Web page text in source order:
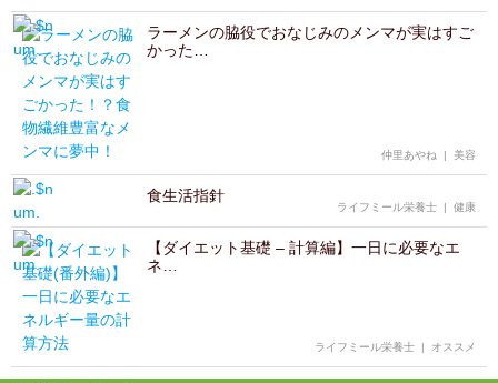
ラーメンの脇役でおなじみのメンマが実はすご
かった…
仲里あやね | 美容
食生活指針
ライフミール栄養士 | 健康
【ダイエット基礎 – 計算編】一日に必要なエ
ネ…
ライフミール栄養士 | オススメ